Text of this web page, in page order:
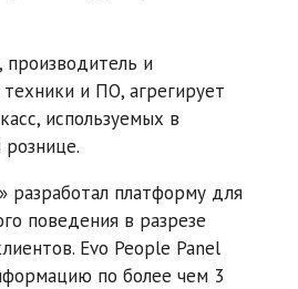
производитель и
и ПО, агрегирует
используемых в
разработал платформу для
поведения в разрезе
Evo People Panel
по более чем 3